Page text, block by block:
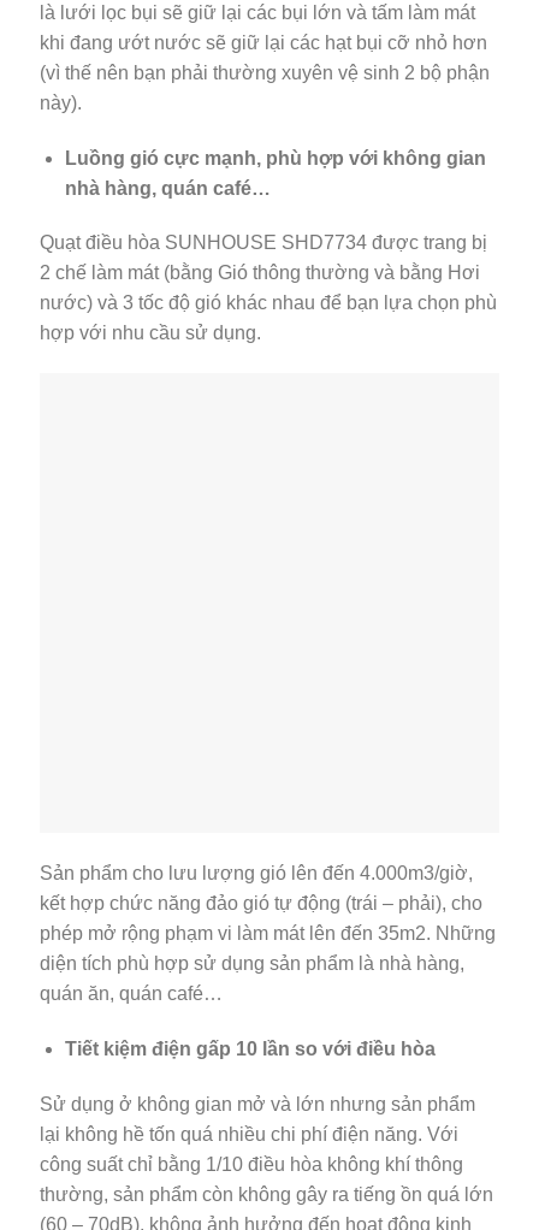
là lưới lọc bụi sẽ giữ lại các bụi lớn và tấm làm mát
khi đang ướt nước sẽ giữ lại các hạt bụi cỡ nhỏ hơn
(vì thế nên bạn phải thường xuyên vệ sinh 2 bộ phận
này).
Luồng gió cực mạnh, phù hợp với không gian
nhà hàng, quán café…
Quạt điều hòa SUNHOUSE SHD7734 được trang bị
2 chế làm mát (bằng Gió thông thường và bằng Hơi
nước) và 3 tốc độ gió khác nhau để bạn lựa chọn phù
hợp với nhu cầu sử dụng.
Sản phẩm cho lưu lượng gió lên đến 4.000m3/giờ,
kết hợp chức năng đảo gió tự động (trái – phải), cho
phép mở rộng phạm vi làm mát lên đến 35m2. Những
diện tích phù hợp sử dụng sản phẩm là nhà hàng,
quán ăn, quán café…
Tiết kiệm điện gấp 10 lần so với điều hòa
Sử dụng ở không gian mở và lớn nhưng sản phẩm
lại không hề tốn quá nhiều chi phí điện năng. Với
công suất chỉ bằng 1/10 điều hòa không khí thông
thường, sản phẩm còn không gây ra tiếng ồn quá lớn
(60 – 70dB), không ảnh hưởng đến hoạt động kinh